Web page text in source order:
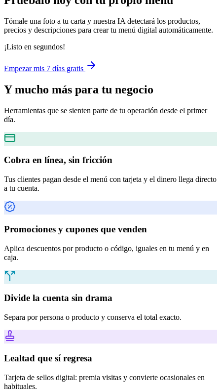
Tómale una foto a tu carta y nuestra IA detectará los productos,
precios y descripciones para crear tu menú digital automáticamente.
¡Listo en segundos!
Empezar mis 7 días gratis
Y mucho más para tu negocio
Herramientas que se sienten parte de tu operación desde el primer
día.
Cobra en línea, sin fricción
Tus clientes pagan desde el menú con tarjeta y el dinero llega directo
a tu cuenta.
Promociones y cupones que venden
Aplica descuentos por producto o código, iguales en tu menú y en
caja.
Divide la cuenta sin drama
Separa por persona o producto y conserva el total exacto.
Lealtad que sí regresa
Tarjeta de sellos digital: premia visitas y convierte ocasionales en
habituales.